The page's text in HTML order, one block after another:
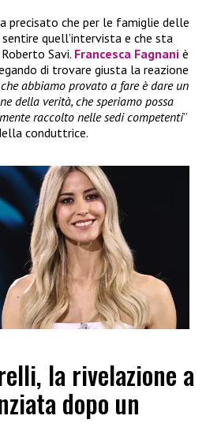
precisato che per le famiglie delle
quell’intervista e che sta
Savi. Francesca Fagnani è
di trovare giusta la reazione
abbiamo provato a fare è dare un
della verità, che speriamo possa
raccolto nelle sedi competenti”
conduttrice.
la rivelazione a
dopo un